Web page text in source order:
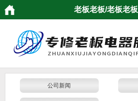
老板老板/老板老板
公司新闻